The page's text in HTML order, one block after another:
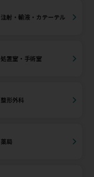
注射・輸液・カテーテル
処置室・手術室
整形外科
薬局